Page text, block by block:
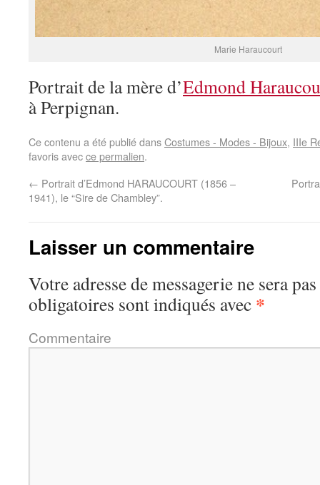
Marie Haraucourt
Portrait de la mère d’Edmond
à Perpignan.
Ce contenu a été publié dansCostumes - Modes - Bijoux, IIIe
favoris avecce permalien.
← Portrait d’Edmond HARAUCOURT (1856 –
1941), le “Sire de Chambley”.
Laisser un commentaire
Votre adresse de messagerie ne sera
obligatoires sont indiqués avec *
Commentaire